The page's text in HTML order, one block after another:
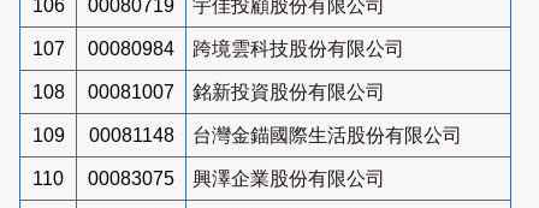
106 00080719 宇佳投顧股份有限公司
107 00080984 跨境雲科技股份有限公司
108 00081007 銘新投資股份有限公司
109 00081148 台灣金錨國際生活股份有限公司
110 00083075 興澤企業股份有限公司